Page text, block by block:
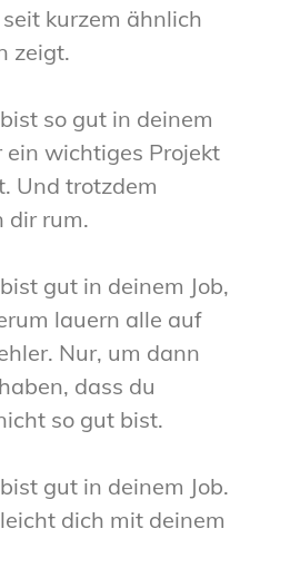
kurzem ähnlich
zeigt.
so gut in deinem
ein wichtiges Projekt
Und trotzdem
dir rum.
gut in deinem Job,
lauern alle auf
Nur, um dann
dass du
so gut bist.
gut in deinem Job.
dich mit deinem